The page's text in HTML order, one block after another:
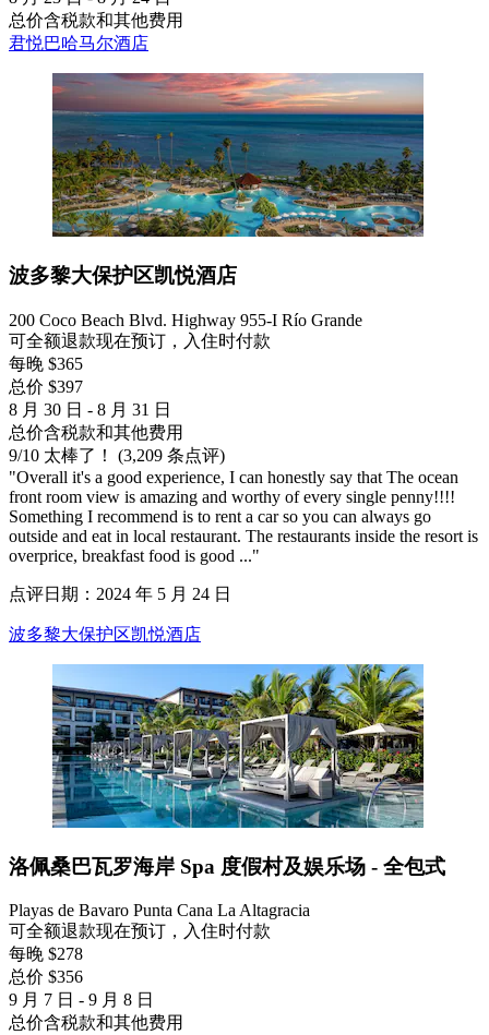
总价含税款和其他费用
君悦巴哈马尔酒店
波多黎大保护区凯悦酒店
200 Coco Beach Blvd. Highway 955-I Río Grande
可全额退款现在预订，入住时付款
每晚 $365
总价 $397
8 月 30 日 - 8 月 31 日
总价含税款和其他费用
9/10 太棒了！ (3,209 条点评)
"Overall it's a good experience, I can honestly say that The ocean
front room view is amazing and worthy of every single penny!!!!
Something I recommend is to rent a car so you can always go
outside and eat in local restaurant. The restaurants inside the resort is
overprice, breakfast food is good ..."
点评日期：2024 年 5 月 24 日
波多黎大保护区凯悦酒店
洛佩桑巴瓦罗海岸 Spa 度假村及娱乐场 - 全包式
Playas de Bavaro Punta Cana La Altagracia
可全额退款现在预订，入住时付款
每晚 $278
总价 $356
9 月 7 日 - 9 月 8 日
总价含税款和其他费用